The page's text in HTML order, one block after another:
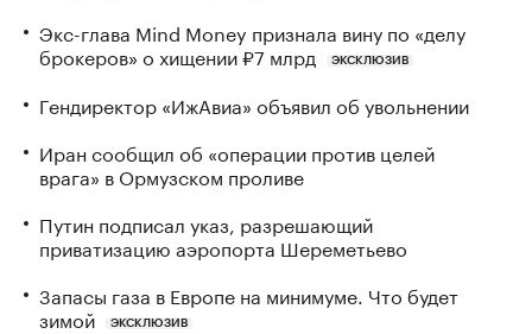
Экс-глава Mind Money признала вину по «делу
брокеров» о хищении ₽7 млрд
ЭКСКЛЮЗИВ
Гендиректор «ИжАвиа» объявил об увольнении
Иран сообщил об «операции против целей
врага» в Ормузском проливе
Путин подписал указ, разрешающий
приватизацию аэропорта Шереметьево
Запасы газа в Европе на минимуме. Что будет
зимой
ЭКСКЛЮЗИВ